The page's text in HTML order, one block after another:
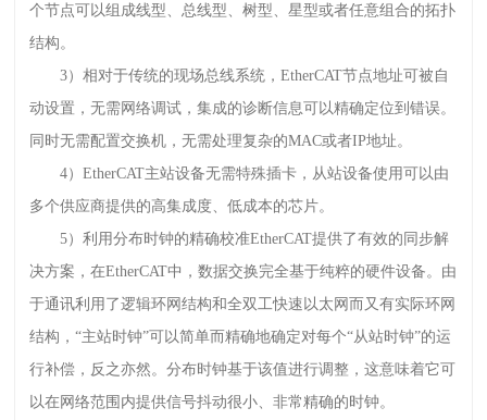
个节点可以组成线型、总线型、树型、星型或者任意组合的拓扑
结构。
3）相对于传统的现场总线系统，EtherCAT节点地址可被自
动设置，无需网络调试，集成的诊断信息可以精确定位到错误。
同时无需配置交换机，无需处理复杂的MAC或者IP地址。
4）EtherCAT主站设备无需特殊插卡，从站设备使用可以由
多个供应商提供的高集成度、低成本的芯片。
5）利用分布时钟的精确校准EtherCAT提供了有效的同步解
决方案，在EtherCAT中，数据交换完全基于纯粹的硬件设备。由
于通讯利用了逻辑环网结构和全双工快速以太网而又有实际环网
结构，“主站时钟”可以简单而精确地确定对每个“从站时钟”的运
行补偿，反之亦然。分布时钟基于该值进行调整，这意味着它可
以在网络范围内提供信号抖动很小、非常精确的时钟。